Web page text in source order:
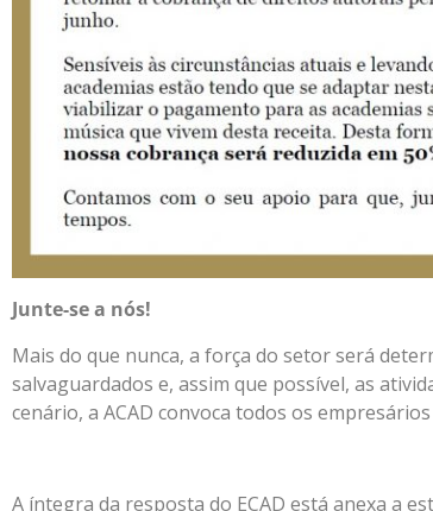
Junte-se a nós!
Mais do que nunca, a força do setor será
salvaguardados e, assim que possível, as
cenário, a ACAD convoca todos os
A íntegra da resposta do ECAD está anexa a